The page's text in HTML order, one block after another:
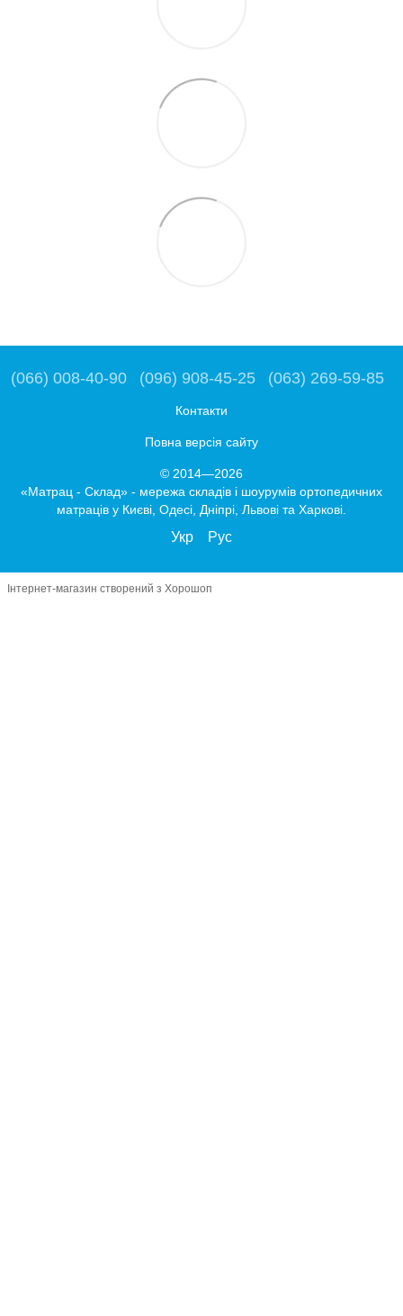
(066) 008-40-90 (096) 908-45-25 (063) 269-59-85
Контакти
Повна версія сайту
© 2014—2026
«Матрац - Склад» - мережа складів і шоурумів ортопедичних
матраців у Києві, Одесі, Дніпрі, Львові та Харкові.
Укр Рус
Інтернет-магазин створений з Хорошоп